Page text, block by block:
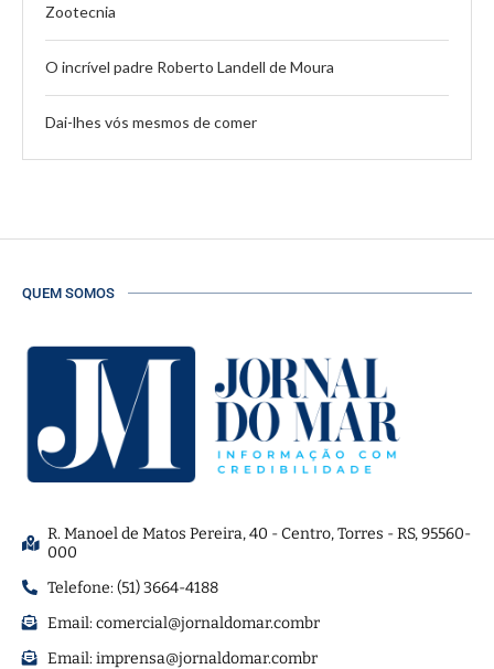
Zootecnia
O incrível padre Roberto Landell de Moura
Dai-lhes vós mesmos de comer
QUEM SOMOS
R. Manoel de Matos Pereira, 40 - Centro, Torres - RS, 95560-
000
Telefone: (51) 3664-4188
Email:comercial@jornaldomar.combr
Email:imprensa@jornaldomar.combr